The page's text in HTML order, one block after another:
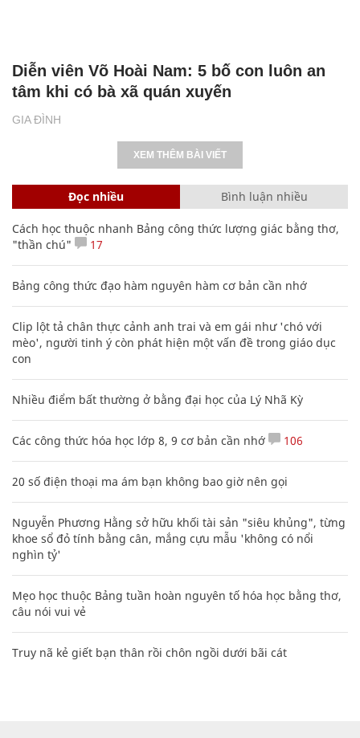
GIA ĐÌNH
Diễn viên Võ Hoài Nam: 5 bố con luôn an
tâm khi có bà xã quán xuyến
XEM THÊM BÀI VIẾT
Đọc nhiều Bình luận nhiều
Cách học thuộc nhanh Bảng công thức lượng giác bằng thơ,
"thần chú"
17
Bảng công thức đạo hàm nguyên hàm cơ bản cần nhớ
Clip lột tả chân thực cảnh anh trai và em gái như 'chó với
mèo', người tinh ý còn phát hiện một vấn đề trong giáo dục
con
Nhiều điểm bất thường ở bằng đại học của Lý Nhã Kỳ
Các công thức hóa học lớp 8, 9 cơ bản cần nhớ 106
20 số điện thoại ma ám bạn không bao giờ nên gọi
Nguyễn Phương Hằng sở hữu khối tài sản "siêu khủng", từng
khoe sổ đỏ tính bằng cân, mắng cựu mẫu 'không có nổi
nghìn tỷ'
Mẹo học thuộc Bảng tuần hoàn nguyên tố hóa học bằng thơ,
câu nói vui vẻ
Truy nã kẻ giết bạn thân rồi chôn ngồi dưới bãi cát